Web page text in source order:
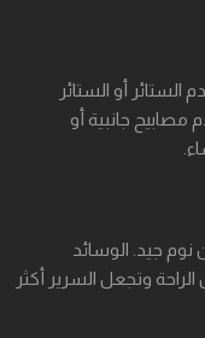
أو الستائر
مصابيح جانبية أو
نوم جيد. الوسائد
وتجعل السرير أكثر